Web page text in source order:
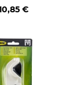
KS TOOLS
€